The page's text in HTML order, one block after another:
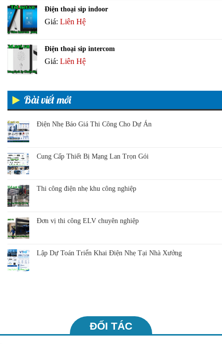
Điện thoại sip indoor
Giá: Liên Hệ
Điện thoại sip intercom
Giá: Liên Hệ
Bài viết mới
Điện Nhẹ Báo Giá Thi Công Cho Dự Án
Cung Cấp Thiết Bị Mạng Lan Trọn Gói
Thi công điện nhẹ khu công nghiệp
Đơn vị thi công ELV chuyên nghiệp
Lập Dự Toán Triển Khai Điện Nhẹ Tại Nhà Xưởng
ĐỐI TÁC